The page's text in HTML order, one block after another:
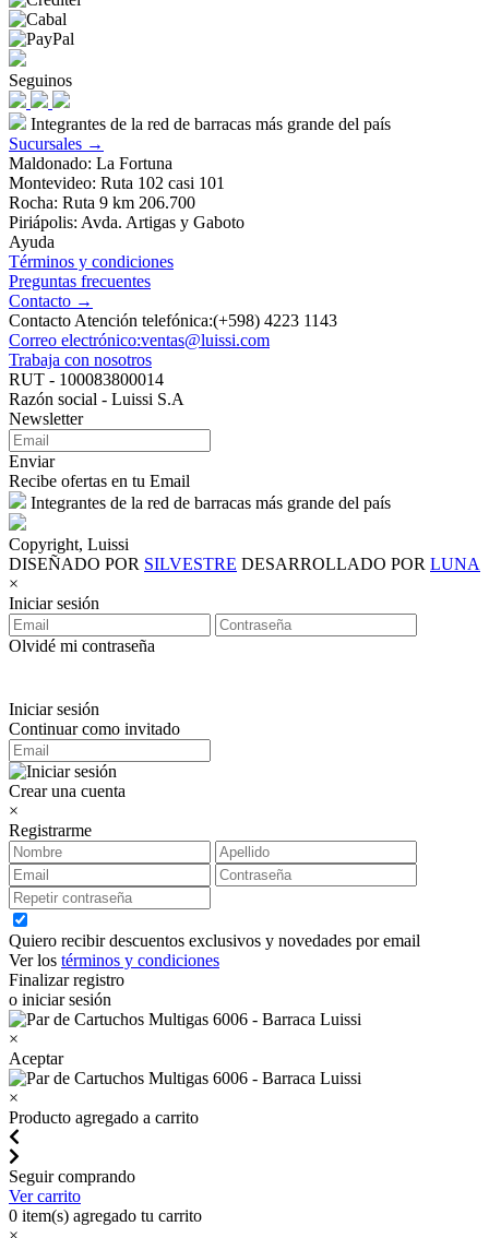
Seguinos
Integrantes de la red de barracas más grande del país
Sucursales →
Maldonado: La Fortuna
Montevideo: Ruta 102 casi 101
Rocha: Ruta 9 km 206.700
Piriápolis: Avda. Artigas y Gaboto
Ayuda
Términos y condiciones
Preguntas frecuentes
Contacto →
Contacto Atención telefónica:(+598) 4223 1143
Correo electrónico:ventas@luissi.com
Trabaja con nosotros
RUT - 100083800014
Razón social - Luissi S.A
Newsletter
Enviar
Recibe ofertas en tu Email
Integrantes de la red de barracas más grande del país
Copyright, Luissi
DISEÑADO POR SILVESTRE DESARROLLADO POR LUNA
×
Iniciar sesión
Olvidé mi contraseña
Iniciar sesión
Continuar como invitado
Crear una cuenta
×
Registrarme
Quiero recibir descuentos exclusivos y novedades por email
Ver los términos y condiciones
Finalizar registro
o iniciar sesión
×
Aceptar
×
Producto agregado a carrito
Seguir comprando
Ver carrito
0 item(s) agregado tu carrito